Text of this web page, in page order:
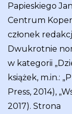
Papieskiego
Centrum
członek
Dwukrotnie
w kategorii
książek, m.in.:
Press, 2014),
2017). Strona